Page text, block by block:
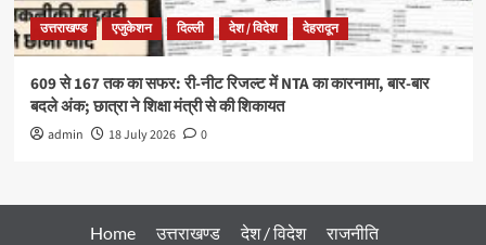
उत्तराखण्ड एजुकेशन दिल्ली देश / विदेश देहरादून
609 से 167 तक का सफर: री-नीट रिजल्ट में NTA का कारनामा, बार-बार
बदले अंक; छात्रा ने शिक्षा मंत्री से की शिकायत
admin 18 July 2026 0
Home उत्तराखण्ड देश / विदेश
राजनीति